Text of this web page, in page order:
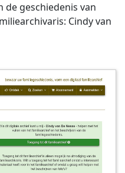
de geschiedenis van
Cindy van